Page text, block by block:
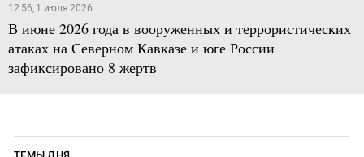
12:56, 1 июля 2026
В июне 2026 года в вооруженных и террористических
атаках на Северном Кавказе и юге России
зафиксировано 8 жертв